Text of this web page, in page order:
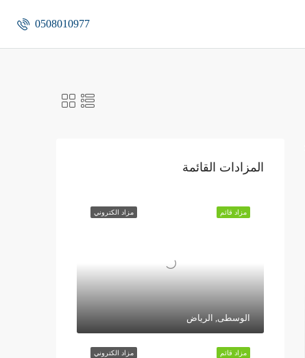
0508010977
المزادات القائمة
مزاد الكتروني مزاد قائم
الوسطى, الرياض
مزاد الكتروني مزاد قائم